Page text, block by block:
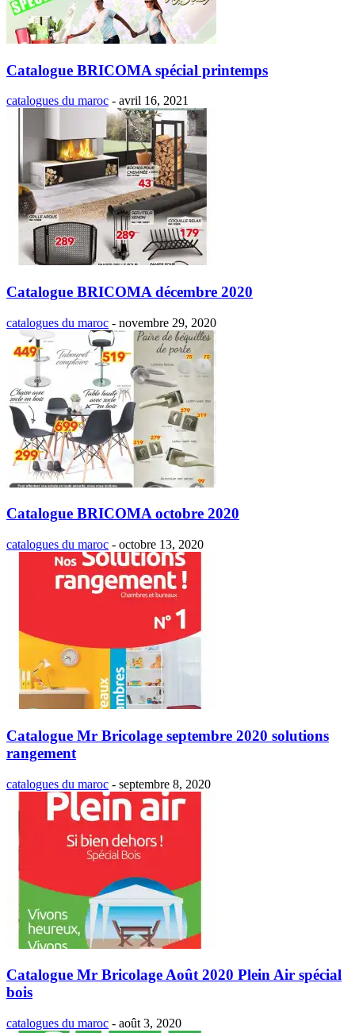
Catalogue BRICOMA spécial printemps
catalogues du maroc - avril 16, 2021
Catalogue BRICOMA décembre 2020
catalogues du maroc - novembre 29, 2020
Catalogue BRICOMA octobre 2020
catalogues du maroc - octobre 13, 2020
Catalogue Mr Bricolage septembre 2020 solutions
rangement
catalogues du maroc - septembre 8, 2020
Catalogue Mr Bricolage Août 2020 Plein Air spécial
bois
catalogues du maroc - août 3, 2020